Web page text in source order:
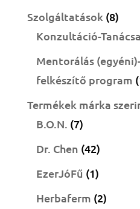
Szolgáltatások 88
Konzultáció-
Mentorálás
felkészítő program
Termékek márka
B.O.N. 77
termék
Dr. Chen 4242
termék
EzerJóFű 11
termék
Herbaferm 22